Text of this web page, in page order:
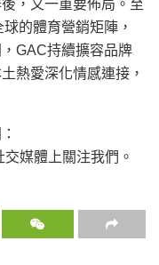
，又一重要佈局。至
的體育營銷矩陣，
GAC持續擴容品牌
熱愛深化情感連接，
交媒體上關注我們。